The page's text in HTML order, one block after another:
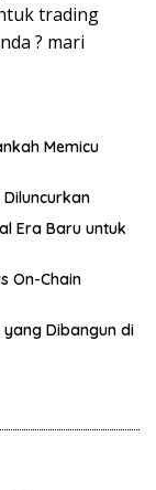
trading
? mari
Memicu
Diluncurkan
Era Baru untuk
On-Chain
yang Dibangun di